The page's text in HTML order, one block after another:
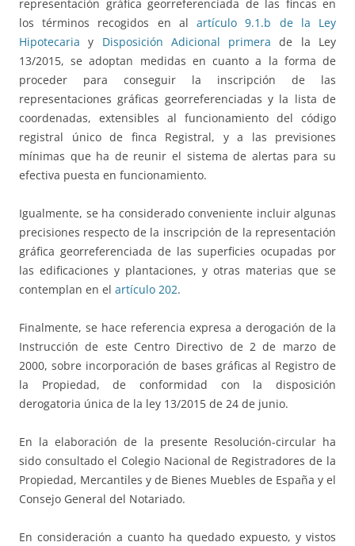
representación gráfica georreferenciada de las fincas en
los términos recogidos en alartículo 9.1.b de la Ley
Hipotecaria y Disposición Adicional primerade la Ley
13/2015, se adoptan medidas en cuanto a la forma de
proceder para conseguir la inscripción de las
representaciones gráficas georreferenciadas y la lista de
coordenadas, extensibles al funcionamiento del código
registral único de finca Registral, y a las previsiones
mínimas que ha de reunir el sistema de alertas para su
efectiva puesta en funcionamiento.
Igualmente, se ha considerado conveniente incluir algunas
precisiones respecto de la inscripción de la representación
gráfica georreferenciada de las superficies ocupadas por
las edificaciones y plantaciones, y otras materias que se
contemplan en el artículo 202.
Finalmente, se hace referencia expresa a derogación de la
Instrucción de este Centro Directivo de 2 de marzo de
2000, sobre incorporación de bases gráficas al Registro de
la Propiedad, de conformidad con la disposición
derogatoria única de la ley 13/2015 de 24 de junio.
En la elaboración de la presente Resolución-circular ha
sido consultado el Colegio Nacional de Registradores de la
Propiedad, Mercantiles y de Bienes Muebles de España y el
Consejo General del Notariado.
En consideración a cuanto ha quedado expuesto, y vistos